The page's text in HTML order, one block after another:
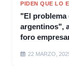
PIDEN QUE LO
"El problema
argentinos",
foro
22 MARZO,